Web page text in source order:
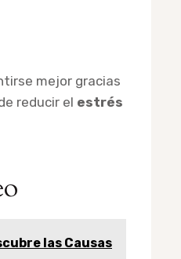
mejor gracias
reducir el estrés
las Causas